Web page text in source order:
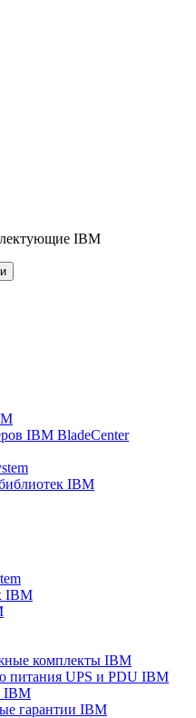
IBM
IBM BladeCenter
IBM
IBM
комплекты IBM
питания UPS и PDU IBM
IBM
гарантии IBM